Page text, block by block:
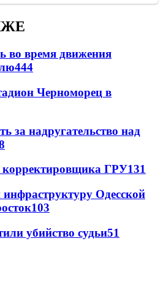
во время движения
444
Черноморец в
за надругательство над
корректировщика ГРУ131
инфраструктуру Одесской
103
убийство судьи51